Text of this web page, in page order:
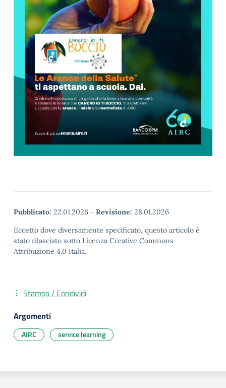
Pubblicato: 22.01.2026 - Revisione: 28.01.2026
Eccetto dove diversamente specificato, questo articolo è
stato rilasciato sotto Licenza Creative Commons
Attribuzione 4.0 Italia.
Stampa / Condividi
Argomenti
AIRC service learning